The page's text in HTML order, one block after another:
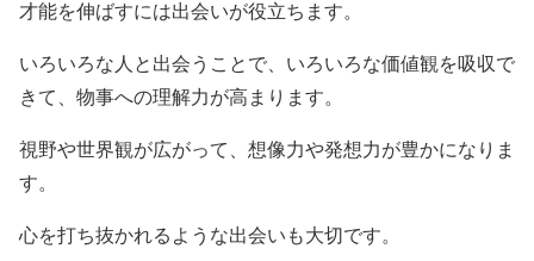
才能を伸ばすには出会いが役立ちます。
いろいろな人と出会うことで、いろいろな価値観を吸収で
きて、物事への理解力が高まります。
視野や世界観が広がって、想像力や発想力が豊かになりま
す。
心を打ち抜かれるような出会いも大切です。